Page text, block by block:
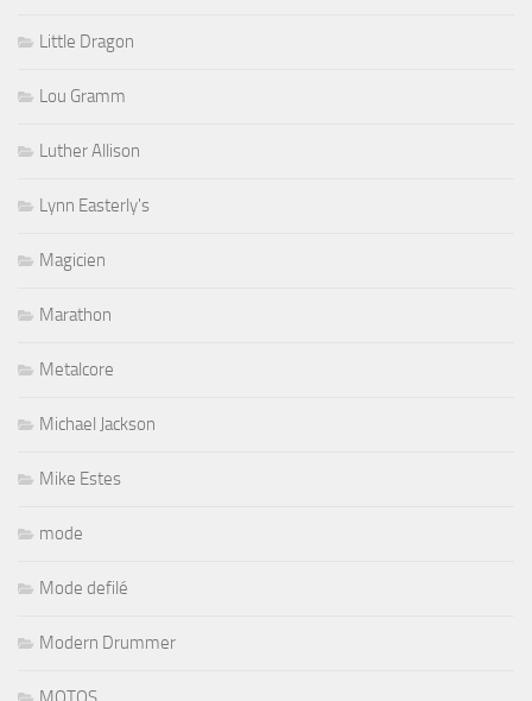
Little Dragon
Lou Gramm
Luther Allison
Lynn Easterly's
Magicien
Marathon
Metalcore
Michael Jackson
Mike Estes
mode
Mode defilé
Modern Drummer